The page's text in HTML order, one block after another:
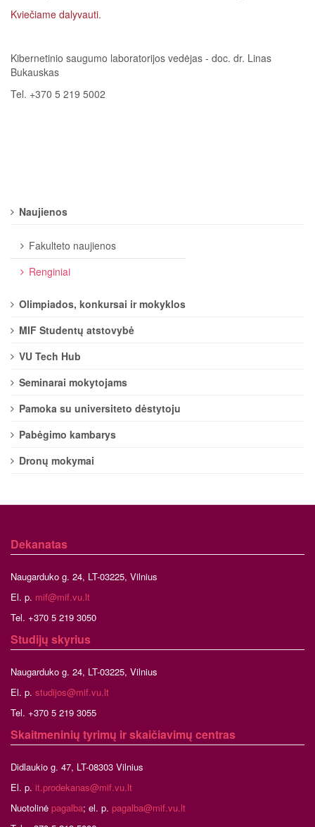
Kviečiame dalyvauti.
Kibernetinio saugumo laboratorijos vedėjas - doc. dr. Linas
Bukauskas
Tel. +370 5 219 5002
Naujienos
Fakulteto naujienos
Renginiai
Olimpiados, konkursai ir mokyklos
MIF Studentų atstovybė
VU Tech Hub
Seminarai mokytojams
Pamoka su universiteto dėstytoju
Pabėgimo kambarys
Dronų mokymai
Dekanatas
Naugarduko g. 24, LT-03225, Vilnius
El. p. mif@mif.vu.lt
Tel. +370 5 219 3050
Studijų skyrius
Naugarduko g. 24, LT-03225, Vilnius
El. p. studijos@mif.vu.lt
Tel. +370 5 219 3055
Skaitmeninių tyrimų ir skaičiavimų centras
Didlaukio g. 47, LT-08303 Vilnius
El. p. it.prodekanas@mif.vu.lt
Nuotolinė pagalba; el. p. pagalba@mif.vu.lt